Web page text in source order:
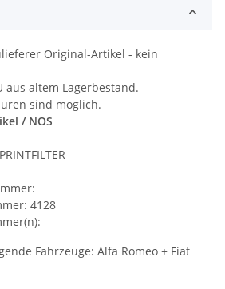
Original-Artikel - kein
aus altem Lagerbestand.
sind möglich.
/ NOS
4128
Fahrzeuge: Alfa Romeo + Fiat